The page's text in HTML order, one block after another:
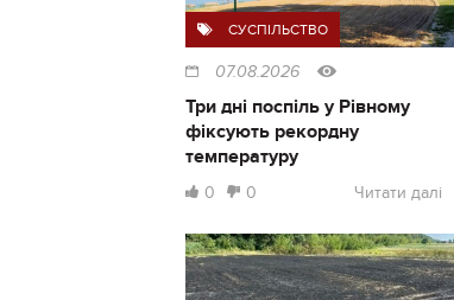
СУСПІЛЬСТВО
07.08.2026
Три дні поспіль у Рівному
фіксують рекордну
температуру
0 0 Читати далі